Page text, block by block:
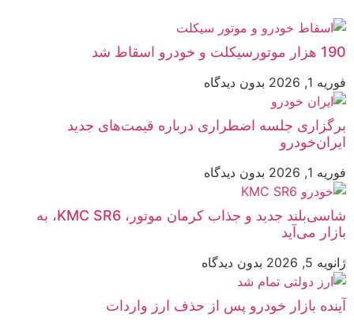
190 هزار موتورسیکلت و خودرو اسقاط شد
فوریه 1, 2026 بدون دیدگاه
برگزاری جلسه اضطراری درباره قیمت‌های جدید
ایران‌خودرو
فوریه 1, 2026 بدون دیدگاه
شاسی‌بلند جدید و جذاب کرمان موتور، KMC SR6، به
بازار می‌آید
ژانویه 5, 2026 بدون دیدگاه
آینده بازار خودرو پس از حذف ارز واردات